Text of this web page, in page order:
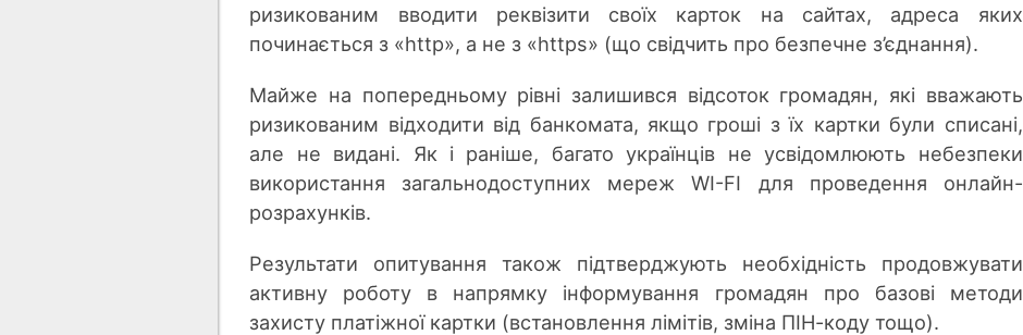
ризикованим вводити реквізити своїх карток на сайтах, адреса яких
починається з «http», а не з «https» (що свідчить про безпечне з’єднання).
Майже на попередньому рівні залишився відсоток громадян, які вважають
ризикованим відходити від банкомата, якщо гроші з їх картки були списані,
але не видані. Як і раніше, багато українців не усвідомлюють небезпеки
використання загальнодоступних мереж WI-FI для проведення онлайн-
розрахунків.
Результати опитування також підтверджують необхідність продовжувати
активну роботу в напрямку інформування громадян про базові методи
захисту платіжної картки (встановлення лімітів, зміна ПІН-коду тощо).